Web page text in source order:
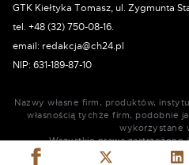
GTK Kiełtyka Tomasz, ul. Zygmunta
tel. +48 (32) 750-08-16.
email: redakcja@ch24.pl
NIP: 631-189-87-10
Nazwy własne firm, produktów,
własnością tychże firm, podobnie
wykorzystane
Wszystkie prawa zastrzeżone